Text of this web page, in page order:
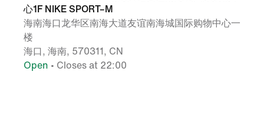
心1F NIKE SPORT–M
海南海口龙华区南海大道友谊南海城国际购物中心一
楼
海口, 海南, 570311, CN
Open • Closes at 22:00